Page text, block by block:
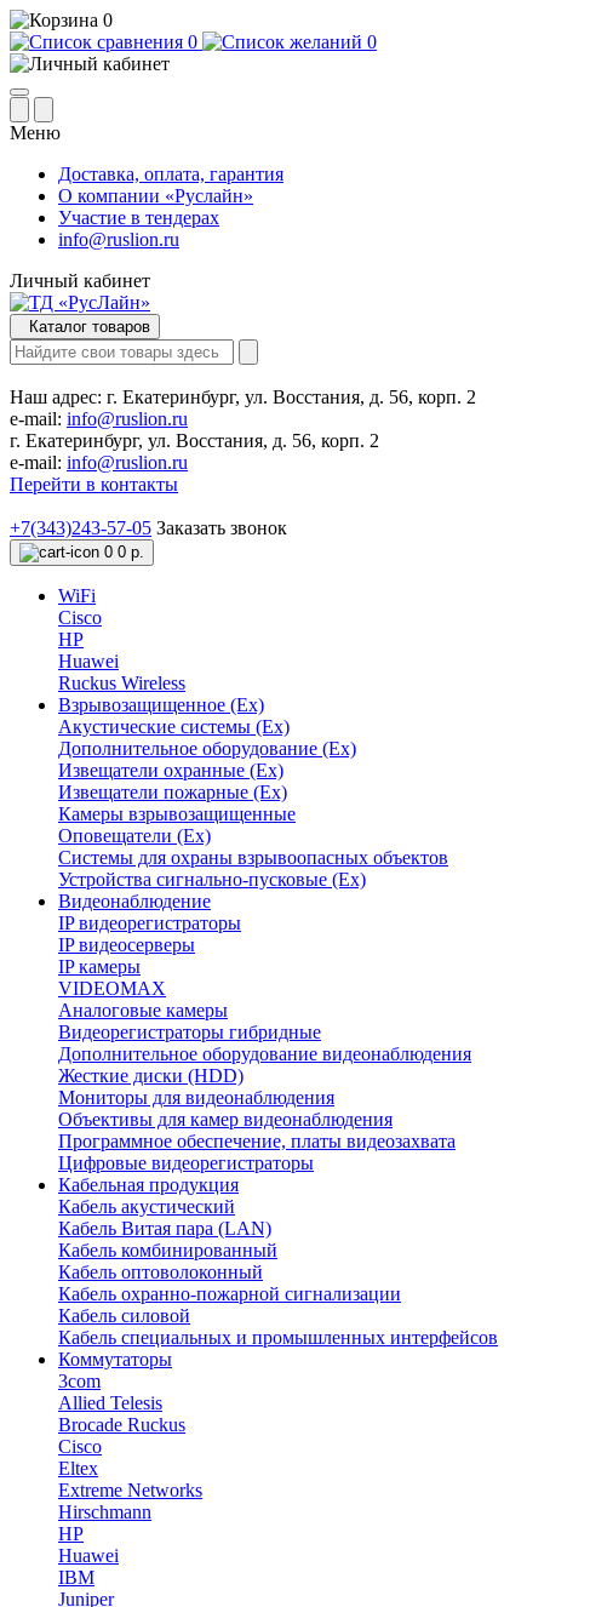
0
0
0
Меню
Доставка, оплата, гарантия
О компании «Руслайн»
Участие в тендерах
info@ruslion.ru
Личный кабинет
Каталог товаров
Наш адрес: г. Екатеринбург, ул. Восстания, д. 56, корп. 2
e-mail: info@ruslion.ru
г. Екатеринбург, ул. Восстания, д. 56, корп. 2
e-mail: info@ruslion.ru
Перейти в контакты
+7(343)243-57-05 Заказать звонок
0 0 р.
WiFi
Cisco
HP
Huawei
Ruckus Wireless
Взрывозащищенное (Ex)
Акустические системы (Ex)
Дополнительное оборудование (Ex)
Извещатели охранные (Ex)
Извещатели пожарные (Ex)
Камеры взрывозащищенные
Оповещатели (Ex)
Системы для охраны взрывоопасных объектов
Устройства сигнально-пусковые (Ex)
Видеонаблюдение
IP видеорегистраторы
IP видеосерверы
IP камеры
VIDEOMAX
Аналоговые камеры
Видеорегистраторы гибридные
Дополнительное оборудование видеонаблюдения
Жесткие диски (HDD)
Мониторы для видеонаблюдения
Объективы для камер видеонаблюдения
Программное обеспечение, платы видеозахвата
Цифровые видеорегистраторы
Кабельная продукция
Кабель акустический
Кабель Витая пара (LAN)
Кабель комбинированный
Кабель оптоволоконный
Кабель охранно-пожарной сигнализации
Кабель силовой
Кабель специальных и промышленных интерфейсов
Коммутаторы
3com
Allied Telesis
Brocade Ruckus
Cisco
Eltex
Extreme Networks
Hirschmann
HP
Huawei
IBM
Juniper